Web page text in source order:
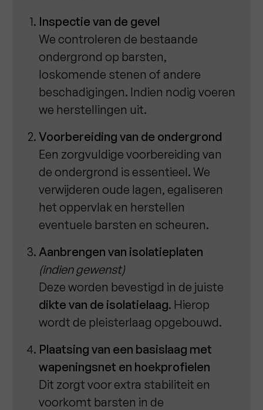
Inspectie van de gevel
We controleren de bestaande
ondergrond op barsten,
loskomende stenen of andere
beschadigingen. Indien nodig voeren
we herstellingen uit.
Voorbereiding van de ondergrond
Een zorgvuldige voorbereiding van
de ondergrond is essentieel. We
verwijderen oude lagen, egaliseren
het oppervlak en herstellen
eventuele barsten en scheuren.
Aanbrengen van isolatieplaten
(indien gewenst)
Deze worden bevestigd in de juiste
dikte van de isolatielaag. Hierop
wordt de pleisterlaag opgebouwd.
Plaatsing van een basislaag met
wapeningsnet en hoekprofielen
Dit zorgt voor extra stabiliteit en
voorkomt barsten in de